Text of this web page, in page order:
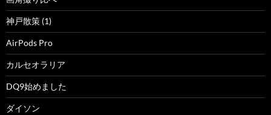
神戸散策 (1)
AirPods Pro
カルセオラリア
DQ9始めました
ダイソン